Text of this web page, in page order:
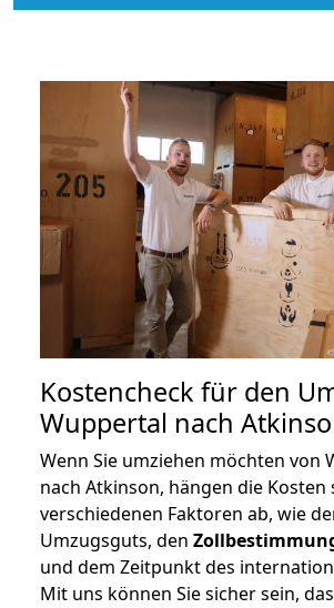
Kostencheck für den
Wuppertal nach
Wenn Sie umziehen möchten von
nach Atkinson, hängen die Kosten
verschiedenen Faktoren ab, wie
Umzugsguts, den
und dem Zeitpunkt des
Mit uns können Sie sicher sein,